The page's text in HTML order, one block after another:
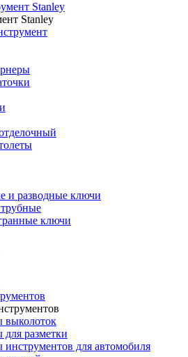
Stanley
Stanley
и разводные ключи
ключи
выколоток
разметки
для автомобиля